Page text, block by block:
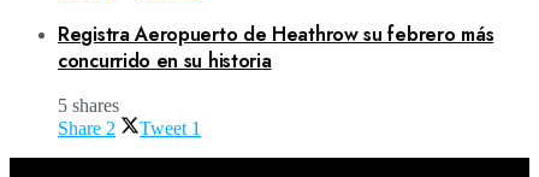
Registra Aeropuerto de Heathrow su febrero más
concurrido en su historia
5 shares
Share 2 Tweet 1